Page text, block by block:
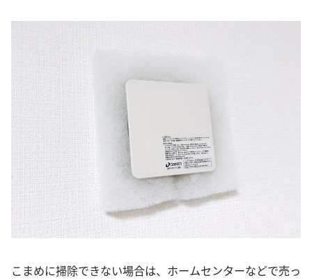
こまめに掃除できない場合は、ホームセンターなどで売っ